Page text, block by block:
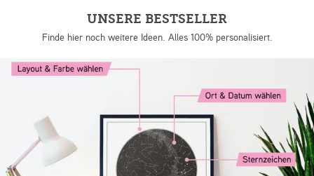
UNSERE BESTSELLER
Finde hier noch weitere Ideen. Alles 100% personalisiert.